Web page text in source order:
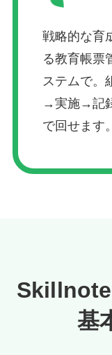
戦略的な育
る教育帳票
ステムで。
→実施→記
で回せます。
基